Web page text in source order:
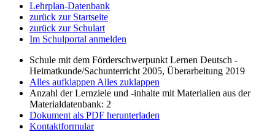
Lehrplan-Datenbank
zurück zur Startseite
zurück zur Schulart
Im Schulportal anmelden
Schule mit dem Förderschwerpunkt Lernen Deutsch -
Heimatkunde/Sachunterricht 2005, Überarbeitung 2019
Alles aufklappen Alles zuklappen
Anzahl der Lernziele und -inhalte mit Materialien aus der
Materialdatenbank: 2
Dokument als PDF herunterladen
Kontaktformular